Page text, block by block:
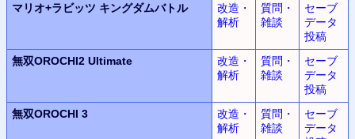
マリオ+ラビッツ キングダムバトル
改造・
解析
質問・
雑談
セーブ
データ
投稿
無双OROCHI2 Ultimate
改造・
解析
質問・
雑談
セーブ
データ
投稿
無双OROCHI 3
改造・
解析
質問・
雑談
セーブ
データ